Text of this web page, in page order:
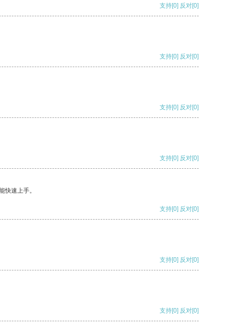
支持[0] 反对[0]
支持[0] 反对[0]
支持[0] 反对[0]
支持[0] 反对[0]
快速上手。
支持[0] 反对[0]
支持[0] 反对[0]
支持[0] 反对[0]